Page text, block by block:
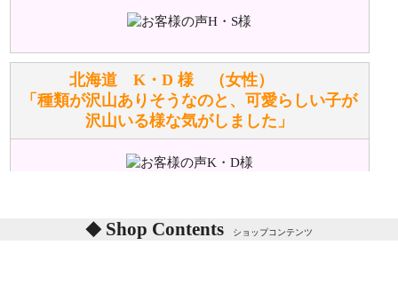
るみのお手入れ方法を教えてください。
詳しくはこちら をご覧ください。
ぬいぐるみの耳に付いているボタンやタグに、何か意
味などがありますか？
詳しくはこちらをご覧ください。
北海道 K・D 様 （女性）
「種類が沢山ありそうなのと、可愛らしい子が
沢山いる様な気がしました」
東京都 M・K 様 （女性）
「対応はどちらも丁寧でした。値段と他の融通
Shop Contents ショップコンテンツ